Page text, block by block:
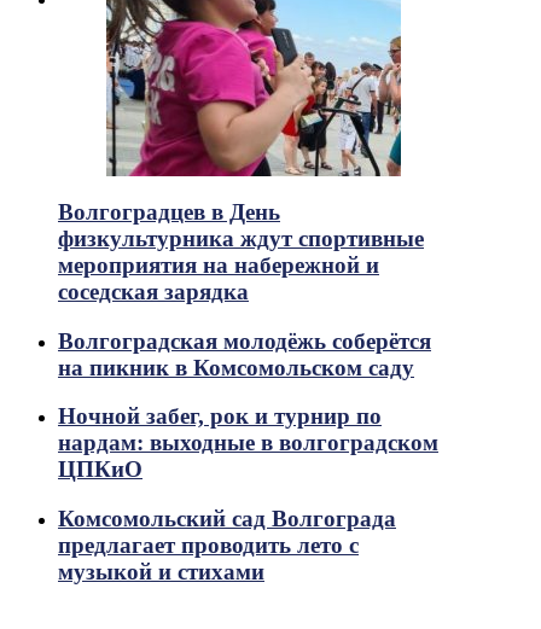
Волгоградцев в День
физкультурника ждут спортивные
мероприятия на набережной и
соседская зарядка
Волгоградская молодёжь соберётся
на пикник в Комсомольском саду
Ночной забег, рок и турнир по
нардам: выходные в волгоградском
ЦПКиО
Комсомольский сад Волгограда
предлагает проводить лето с
музыкой и стихами